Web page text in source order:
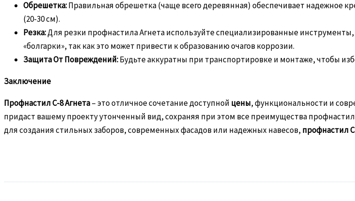
Обрешетка:Правильная обрешетка (чаще всего деревянная) обеспечивает надежное
(20-30 см).
Резка:Для резки профнастила Агнета используйте специализированные
«болгарки», так как это может привести к образованию очагов коррозии.
Защита От Повреждений:Будьте аккуратны при транспортировке и монтаже, чтобы
Заключение
Профнастил С-8 Агнета– это отличное сочетание доступной цены, функциональности и
придаст вашему проекту утонченный вид, сохраняя при этом все преимущества
для создания стильных заборов, современных фасадов или надежных навесов, профнастил